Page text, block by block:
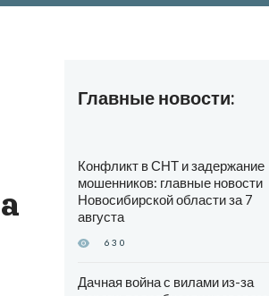
Главные новости:
Конфликт в СНТ и задержание
мошенников: главные новости
Новосибирской области за 7
августа
630
Дачная война с вилами из-за